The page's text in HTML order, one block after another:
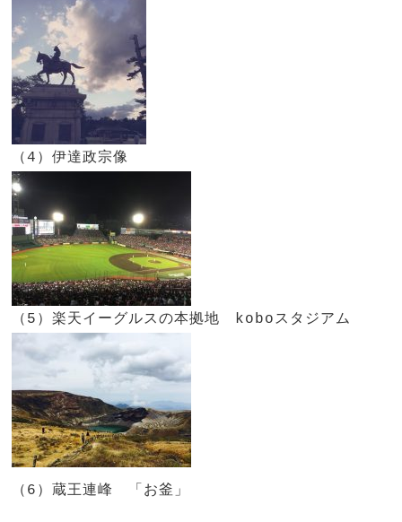
（4）伊達政宗像
（5）楽天イーグルスの本拠地 koboスタジアム
（6）蔵王連峰 「お釜」